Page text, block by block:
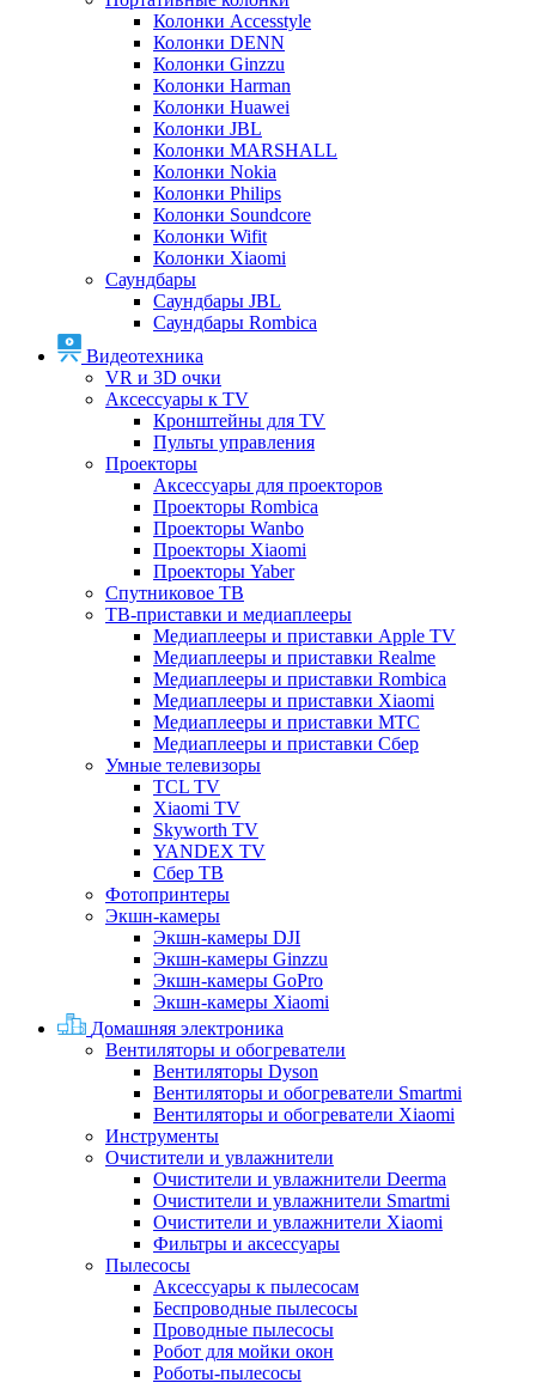
Колонки Accesstyle
Колонки DENN
Колонки Ginzzu
Колонки Harman
Колонки Huawei
Колонки JBL
Колонки MARSHALL
Колонки Nokia
Колонки Philips
Колонки Soundcore
Колонки Wifit
Колонки Xiaomi
Саундбары
Саундбары JBL
Саундбары Rombica
Видеотехника
VR и 3D очки
Аксессуары к TV
Кронштейны для TV
Пульты управления
Проекторы
Аксессуары для проекторов
Проекторы Rombica
Проекторы Wanbo
Проекторы Xiaomi
Проекторы Yaber
Спутниковое ТВ
ТВ-приставки и медиаплееры
Медиаплееры и приставки Apple TV
Медиаплееры и приставки Realme
Медиаплееры и приставки Rombica
Медиаплееры и приставки Xiaomi
Медиаплееры и приставки МТС
Медиаплееры и приставки Сбер
Умные телевизоры
TCL TV
Xiaomi TV
Skyworth TV
YANDEX TV
Сбер ТВ
Фотопринтеры
Экшн-камеры
Экшн-камеры DJI
Экшн-камеры Ginzzu
Экшн-камеры GoPro
Экшн-камеры Xiaomi
Домашняя электроника
Вентиляторы и обогреватели
Вентиляторы Dyson
Вентиляторы и обогреватели Smartmi
Вентиляторы и обогреватели Xiaomi
Инструменты
Очистители и увлажнители
Очистители и увлажнители Deerma
Очистители и увлажнители Smartmi
Очистители и увлажнители Xiaomi
Фильтры и аксессуары
Пылесосы
Аксессуары к пылесосам
Беспроводные пылесосы
Проводные пылесосы
Робот для мойки окон
Роботы-пылесосы